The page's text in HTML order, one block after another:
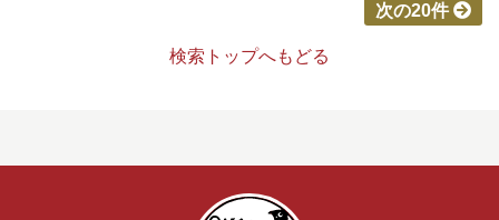
次の20件
検索トップへもどる